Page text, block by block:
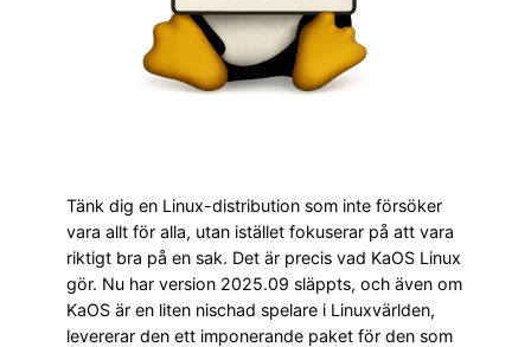
Tänk dig en Linux-distribution som inte försöker
vara allt för alla, utan istället fokuserar på att vara
riktigt bra på en sak. Det är precis vad KaOS Linux
gör. Nu har version 2025.09 släppts, och även om
KaOS är en liten nischad spelare i Linuxvärlden,
levererar den ett imponerande paket för den som